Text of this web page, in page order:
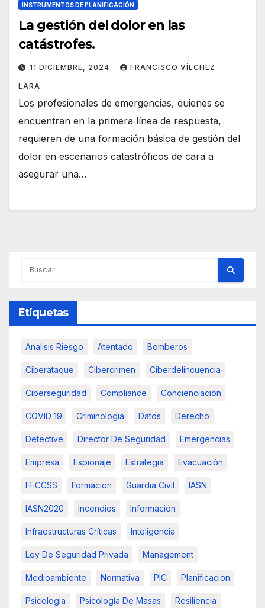
INSTRUMENTOS DE PLANIFICACIÓN
La gestión del dolor en las
catástrofes.
11 DICIEMBRE, 2024 FRANCISCO VÍLCHEZ
LARA
Los profesionales de emergencias, quienes se
encuentran en la primera línea de respuesta,
requieren de una formación básica de gestión del
dolor en escenarios catastróficos de cara a
asegurar una…
Etiquetas
Analisis Riesgo Atentado Bomberos
Ciberataque Cibercrimen Ciberdelincuencia
Ciberseguridad Compliance Concienciación
COVID 19 Criminologia Datos Derecho
Detective Director De Seguridad Emergencias
Empresa Espionaje Estrategia Evacuación
FFCCSS Formacion Guardia Civil IASN
IASN2020 Incendios Información
Infraestructuras Críticas Inteligencia
Ley De Seguridad Privada Management
Medioambiente Normativa PIC Planificacion
Psicologia Psicología De Masas Resiliencia